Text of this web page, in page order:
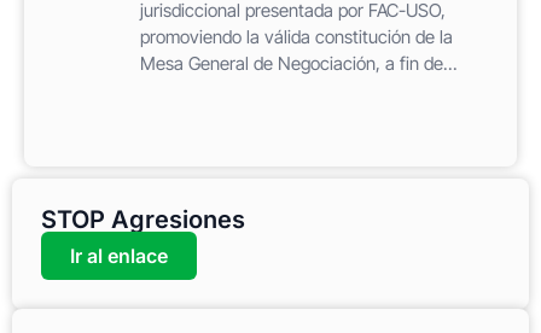
jurisdiccional presentada por FAC-USO,
promoviendo la válida constitución de la
Mesa General de Negociación, a fin de...
STOP Agresiones
Ir al enlace